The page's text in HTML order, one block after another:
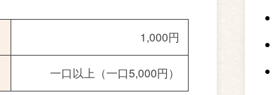
1,000円
一口以上（一口5,000円）